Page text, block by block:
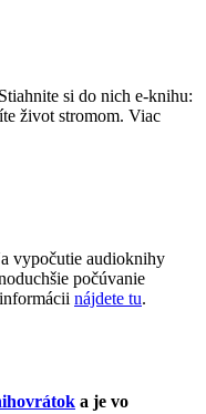
si do nich e-knihu:
život stromom. Viac
vypočutie audioknihy
počúvanie
nájdete tu.
a je vo